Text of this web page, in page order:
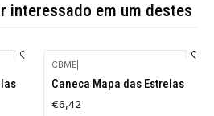
interessado em um destes
CBME
Caneca Mapa das Estrelas
€6,42